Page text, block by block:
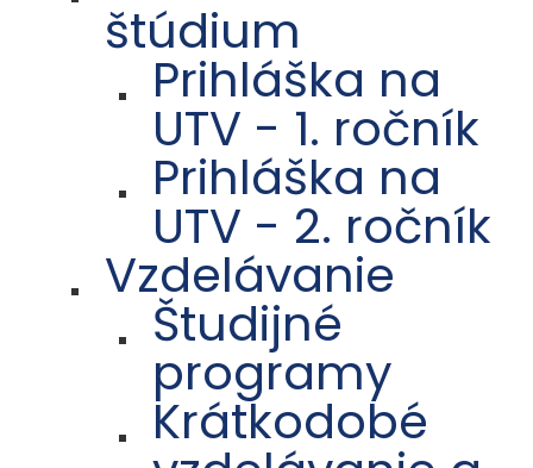
štúdium
Prihláška na
UTV - 1. ročník
Prihláška na
UTV - 2. ročník
Vzdelávanie
Študijné
programy
Krátkodobé